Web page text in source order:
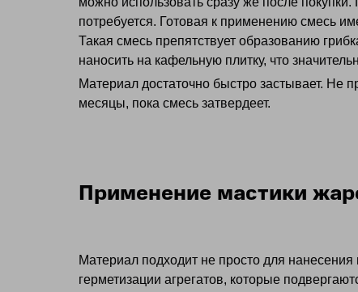
потребуется. Готовая к применению смесь
Такая смесь препятствует образованию
наносить на кафельную плитку, что
Материал достаточно быстро застывает. Не
месяцы, пока смесь затвердеет.
Применение мастики
Материал подходит не просто для нанесения
герметизации агрегатов, которые